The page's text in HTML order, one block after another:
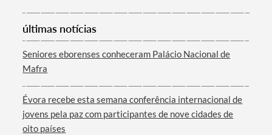
últimas notícias
Seniores eborenses conheceram Palácio Nacional de
Mafra
Évora recebe esta semana conferência internacional de
jovens pela paz com participantes de nove cidades de
oito países